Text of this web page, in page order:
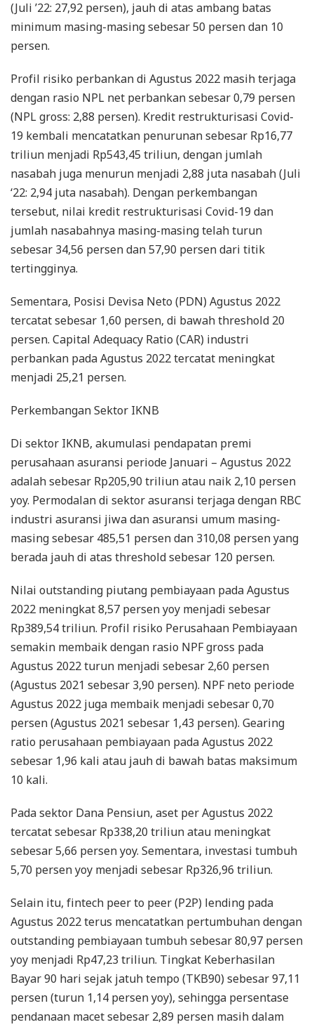
(Juli ’22: 27,92 persen), jauh di atas ambang batas
minimum masing-masing sebesar 50 persen dan 10
persen.
Profil risiko perbankan di Agustus 2022 masih terjaga
dengan rasio NPL net perbankan sebesar 0,79 persen
(NPL gross: 2,88 persen). Kredit restrukturisasi Covid-
19 kembali mencatatkan penurunan sebesar Rp16,77
triliun menjadi Rp543,45 triliun, dengan jumlah
nasabah juga menurun menjadi 2,88 juta nasabah (Juli
‘22: 2,94 juta nasabah). Dengan perkembangan
tersebut, nilai kredit restrukturisasi Covid-19 dan
jumlah nasabahnya masing-masing telah turun
sebesar 34,56 persen dan 57,90 persen dari titik
tertingginya.
Sementara, Posisi Devisa Neto (PDN) Agustus 2022
tercatat sebesar 1,60 persen, di bawah threshold 20
persen. Capital Adequacy Ratio (CAR) industri
perbankan pada Agustus 2022 tercatat meningkat
menjadi 25,21 persen.
Perkembangan Sektor IKNB
Di sektor IKNB, akumulasi pendapatan premi
perusahaan asuransi periode Januari – Agustus 2022
adalah sebesar Rp205,90 triliun atau naik 2,10 persen
yoy. Permodalan di sektor asuransi terjaga dengan RBC
industri asuransi jiwa dan asuransi umum masing-
masing sebesar 485,51 persen dan 310,08 persen yang
berada jauh di atas threshold sebesar 120 persen.
Nilai outstanding piutang pembiayaan pada Agustus
2022 meningkat 8,57 persen yoy menjadi sebesar
Rp389,54 triliun. Profil risiko Perusahaan Pembiayaan
semakin membaik dengan rasio NPF gross pada
Agustus 2022 turun menjadi sebesar 2,60 persen
(Agustus 2021 sebesar 3,90 persen). NPF neto periode
Agustus 2022 juga membaik menjadi sebesar 0,70
persen (Agustus 2021 sebesar 1,43 persen). Gearing
ratio perusahaan pembiayaan pada Agustus 2022
sebesar 1,96 kali atau jauh di bawah batas maksimum
10 kali.
Pada sektor Dana Pensiun, aset per Agustus 2022
tercatat sebesar Rp338,20 triliun atau meningkat
sebesar 5,66 persen yoy. Sementara, investasi tumbuh
5,70 persen yoy menjadi sebesar Rp326,96 triliun.
Selain itu, fintech peer to peer (P2P) lending pada
Agustus 2022 terus mencatatkan pertumbuhan dengan
outstanding pembiayaan tumbuh sebesar 80,97 persen
yoy menjadi Rp47,23 triliun. Tingkat Keberhasilan
Bayar 90 hari sejak jatuh tempo (TKB90) sebesar 97,11
persen (turun 1,14 persen yoy), sehingga persentase
pendanaan macet sebesar 2,89 persen masih dalam